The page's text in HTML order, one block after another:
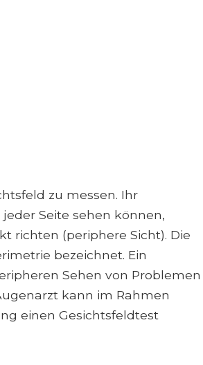
zu messen. Ihr
Seite sehen können,
richten (periphere Sicht). Die
bezeichnet. Ein
Sehen von Problemen
kann im Rahmen
einen Gesichtsfeldtest